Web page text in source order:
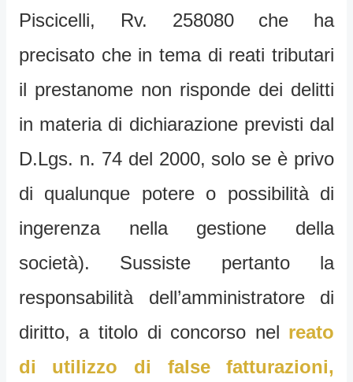
Piscicelli, Rv. 258080 che ha
precisato che in tema di reati tributari
il prestanome non risponde dei delitti
in materia di dichiarazione previsti dal
D.Lgs. n. 74 del 2000, solo se è privo
di qualunque potere o possibilità di
ingerenza nella gestione della
società). Sussiste pertanto la
responsabilità dell’amministratore di
diritto, a titolo di concorso nel reato
di utilizzo di false fatturazioni,